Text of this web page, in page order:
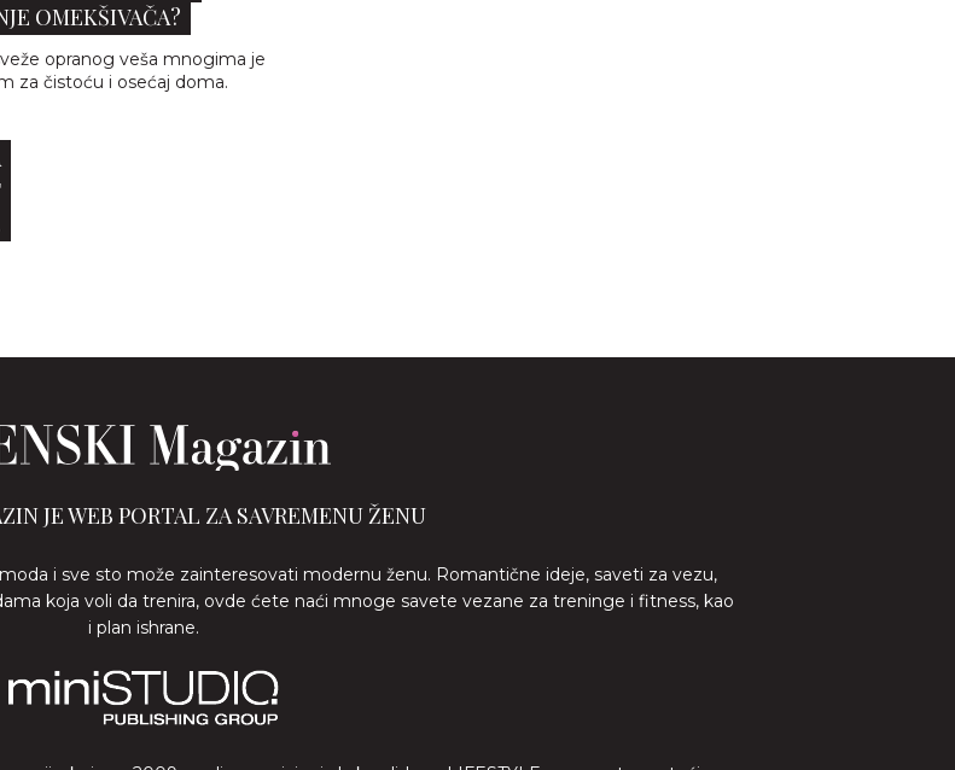
OMEKŠIVAČA?
opranog veša mnogima je
za čistoću i osećaj doma.
JE WEB PORTAL ZA SAVREMENU ŽENU
i sve sto može zainteresovati modernu ženu. Romantične ideje, saveti za vezu,
koja voli da trenira, ovde ćete naći mnoge savete vezane za treninge i fitness, kao
i plan ishrane.